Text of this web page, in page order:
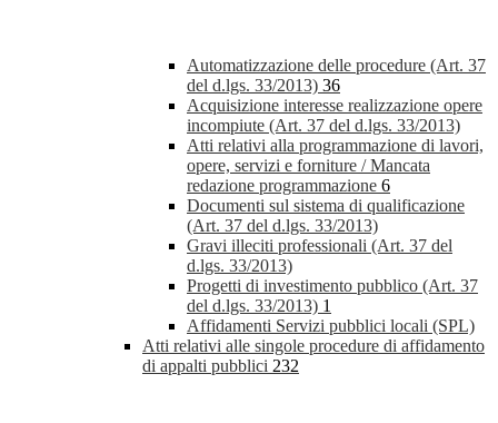
Automatizzazione delle procedure (Art. 37
del d.lgs. 33/2013) 36
Acquisizione interesse realizzazione opere
incompiute (Art. 37 del d.lgs. 33/2013)
Atti relativi alla programmazione di lavori,
opere, servizi e forniture / Mancata
redazione programmazione 6
Documenti sul sistema di qualificazione
(Art. 37 del d.lgs. 33/2013)
Gravi illeciti professionali (Art. 37 del
d.lgs. 33/2013)
Progetti di investimento pubblico (Art. 37
del d.lgs. 33/2013) 1
Affidamenti Servizi pubblici locali (SPL)
Atti relativi alle singole procedure di affidamento
di appalti pubblici 232